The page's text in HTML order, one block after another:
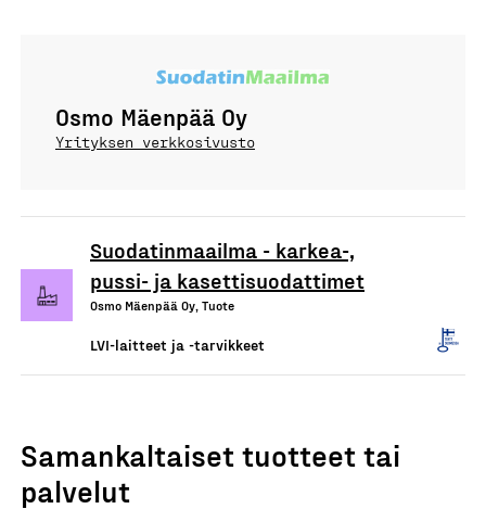
Osmo Mäenpää Oy
Yrityksen verkkosivusto
Suodatinmaailma - karkea-,
pussi- ja kasettisuodattimet
Osmo Mäenpää Oy, Tuote
LVI-laitteet ja -tarvikkeet
Samankaltaiset tuotteet tai
palvelut